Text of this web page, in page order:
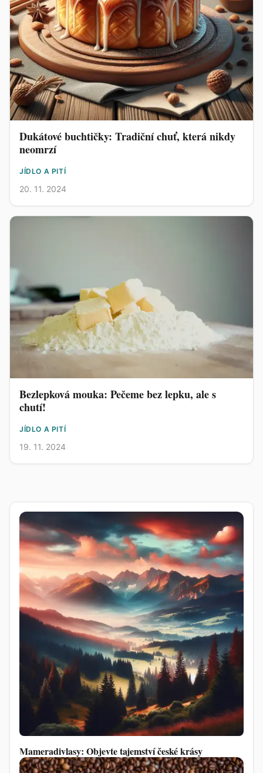
Dukátové buchtičky: Tradiční chuť, která nikdy
neomrzí
JÍDLO A PITÍ
20. 11. 2024
Bezlepková mouka: Pečeme bez lepku, ale s
chutí!
JÍDLO A PITÍ
19. 11. 2024
Mameradivlasy: Objevte tajemství české krásy